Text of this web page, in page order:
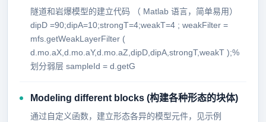
隧道和岩爆模型的建立代码 （ Matlab 语言，简单易用）
dipD =90;dipA=10;strongT=4;weakT=4 ; weakFilter =
mfs.getWeakLayerFilter (
d.mo.aX,d.mo.aY,d.mo.aZ,dipD,dipA,strongT,weakT );%
划分弱层 sampleId = d.getG
Modeling different blocks (构建各种形态的块体)
通过自定义函数，建立形态各异的模型元件，见示例